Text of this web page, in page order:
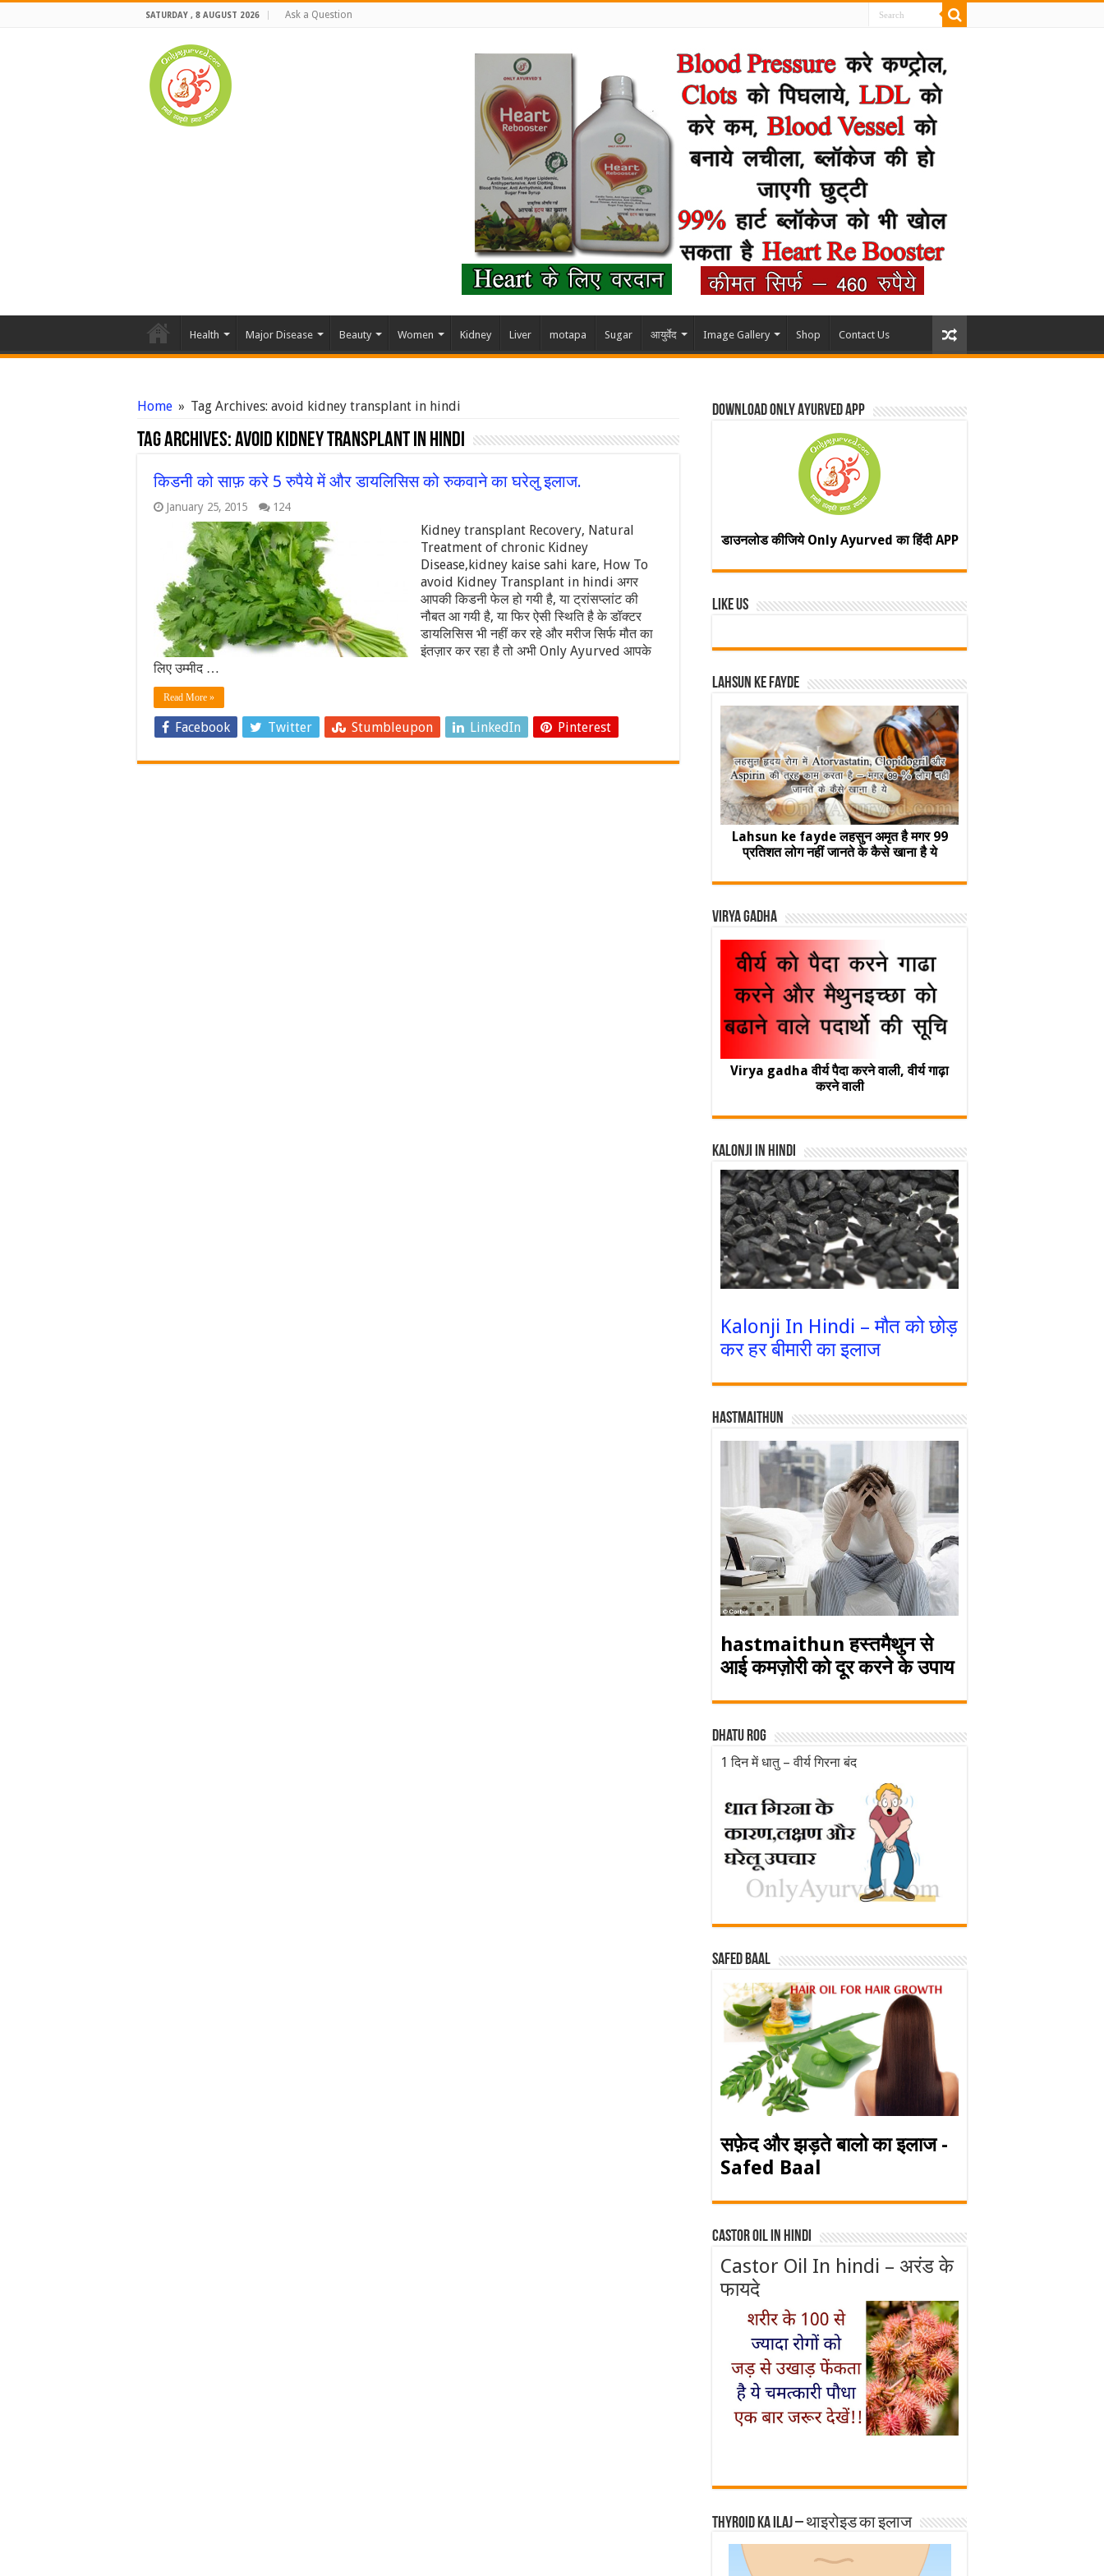
SATURDAY , 8 AUGUST 2026 Ask a Question
Health Major Disease Beauty Women Kidney Liver motapa Sugar आयुर्वेद Image Gallery Shop Contact Us
Home » Tag Archives: avoid kidney transplant in hindi
Tag Archives:avoid kidney transplant in hindi
किडनी को साफ़ करे 5 रुपैये में और डायलिसिस को रुकवाने का घरेलु इलाज.
January 25, 2015 124
Kidney transplant Recovery, Natural
Treatment of chronic Kidney
Disease,kidney kaise sahi kare, How To
avoid Kidney Transplant in hindi अगर
आपकी किडनी फेल हो गयी है, या ट्रांसप्लांट की
नौबत आ गयी है, या फिर ऐसी स्थिति है के डॉक्टर
डायलिसिस भी नहीं कर रहे और मरीज सिर्फ मौत का
इंतज़ार कर रहा है तो अभी Only Ayurved आपके
लिए उम्मीद …
Read More »
Facebook Twitter Stumbleupon LinkedIn Pinterest
Download Only Ayurved App
डाउनलोड कीजिये Only Ayurved का हिंदी APP
Like Us
Lahsun ke fayde
Lahsun ke fayde लहसुन अमृत है मगर 99
प्रतिशत लोग नहीं जानते के कैसे खाना है ये
Virya Gadha
Virya gadha वीर्य पैदा करने वाली, वीर्य गाढ़ा
करने वाली
Kalonji In Hindi
Kalonji In Hindi – मौत को छोड़
कर हर बीमारी का इलाज
Hastmaithun
hastmaithun हस्तमैथुन से
आई कमज़ोरी को दूर करने के उपाय
Dhatu rog
1 दिन में धातु – वीर्य गिरना बंद
Safed baal
सफ़ेद और झड़ते बालो का इलाज -
Safed Baal
Castor Oil In Hindi
Castor Oil In hindi – अरंड के
फायदे
Thyroid ka ilaj – थाइरोइड का इलाज